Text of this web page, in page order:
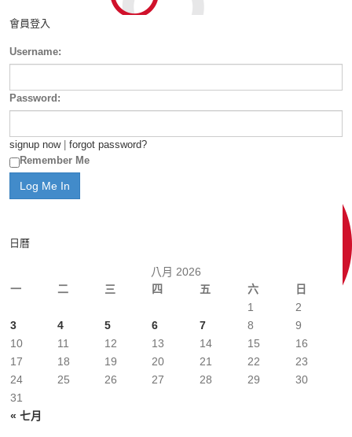
會員登入
Username:
Password:
signup now| forgot password?
Remember Me
日曆
八月 2026
一
二 三 四 五 六 日
« 七月
1
2
3
4 5 6 7 8
9
10
11 12 13 14 15
16
17
18 19 20 21 22
23
24
25 26 27 28 29
30
31